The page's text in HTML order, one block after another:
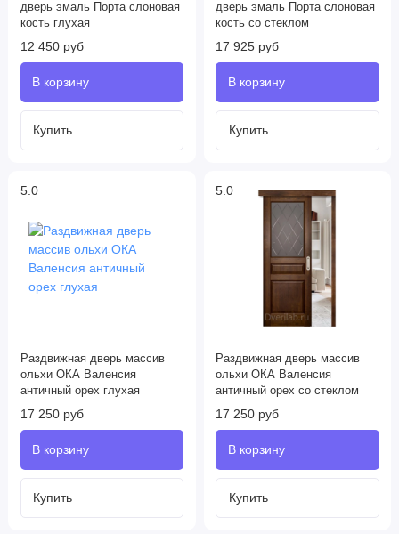
дверь эмаль Порта слоновая
кость глухая
12 450 руб
дверь эмаль Порта слоновая
кость со стеклом
17 925 руб
5.0
Раздвижная дверь массив
ольхи ОКА Валенсия
античный орех глухая
17 250 руб
5.0
Раздвижная дверь массив
ольхи ОКА Валенсия
античный орех со стеклом
17 250 руб